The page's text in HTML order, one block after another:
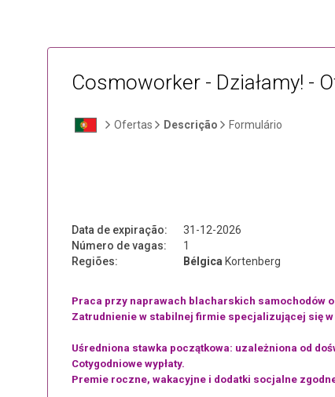
Cosmoworker - Działamy! -
Ofertas Descrição Formulário
Data de expiração:
31-12-2026
Número de vagas:
1
Regiões:
Bélgica Kortenberg
Praca przy naprawach blacharskich samochodów
Zatrudnienie w stabilnej firmie specjalizującej się
Uśredniona stawka początkowa: uzależniona od
Cotygodniowe wypłaty.
Premie roczne, wakacyjne i dodatki socjalne